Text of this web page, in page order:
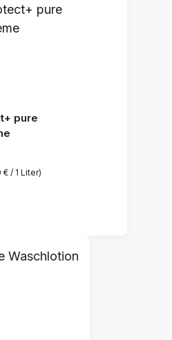
pure
€ / 1 Liter)